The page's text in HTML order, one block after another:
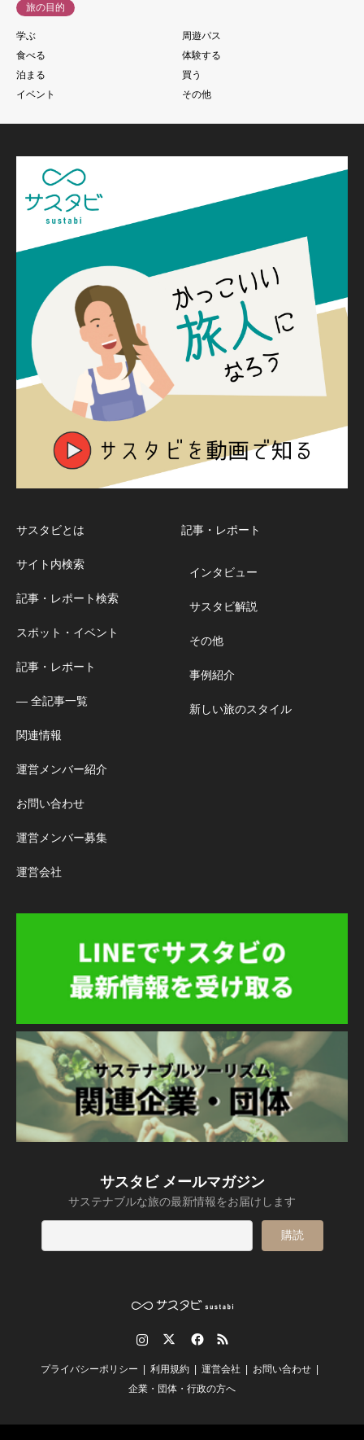
旅の目的
学ぶ
周遊パス
食べる
体験する
泊まる
買う
イベント
その他
サスタビとは
サイト内検索
記事・レポート検索
スポット・イベント
記事・レポート
― 全記事一覧
関連情報
運営メンバー紹介
お問い合わせ
運営メンバー募集
運営会社
記事・レポート
インタビュー
サスタビ解説
その他
事例紹介
新しい旅のスタイル
サスタビ メールマガジン
サステナブルな旅の最新情報をお届けします
RSS
プライバシーポリシー 利用規約 運営会社
お問い合わせ
企業・団体・行政の方へ